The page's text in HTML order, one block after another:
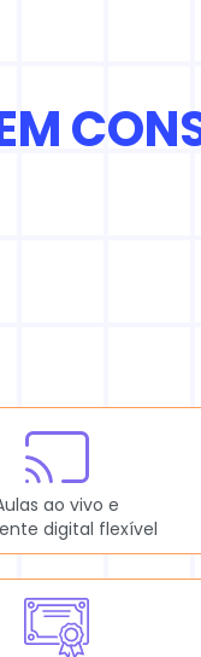
ao vivo e
digital flexível